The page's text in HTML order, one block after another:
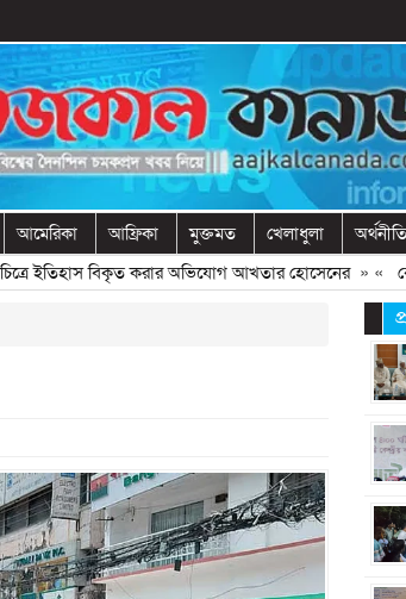
আমেরিকা আফ্রিকা মুক্তমত খেলাধুলা অর্থনীতি
ইতিহাস বিকৃত করার অভিযোগ আখতার হোসেনের» «